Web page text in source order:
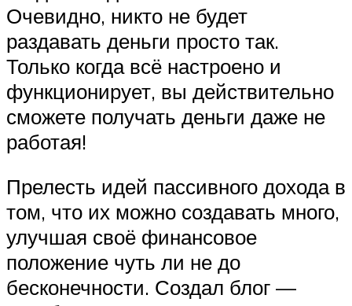
Очевидно, никто не будет
раздавать деньги просто так.
Только когда всё настроено и
функционирует, вы действительно
сможете получать деньги даже не
работая!
Прелесть идей пассивного дохода в
том, что их можно создавать много,
улучшая своё финансовое
положение чуть ли не до
бесконечности. Создал блог —